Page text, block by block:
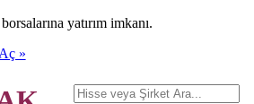
yatırım imkanı.
»